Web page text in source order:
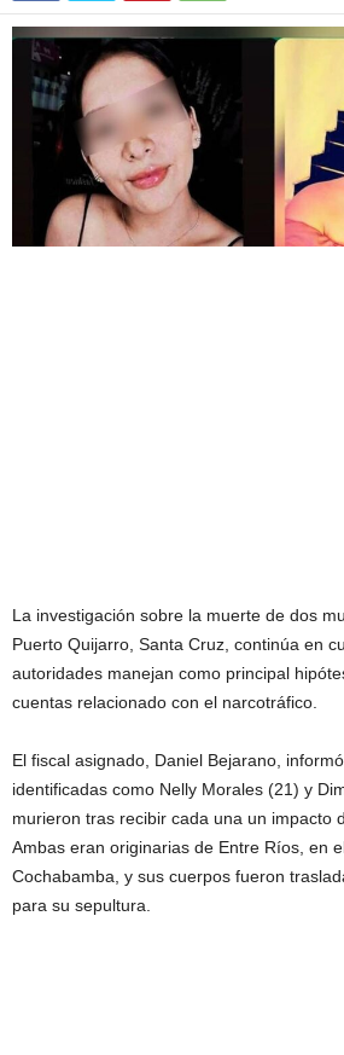
La investigación sobre la muerte de dos
Puerto Quijarro, Santa Cruz, continúa en
autoridades manejan como principal
cuentas relacionado con el narcotráfico.
El fiscal asignado, Daniel Bejarano,
identificadas como Nelly Morales (21) y
murieron tras recibir cada una un impacto
Ambas eran originarias de Entre Ríos, en
Cochabamba, y sus cuerpos fueron
para su sepultura.